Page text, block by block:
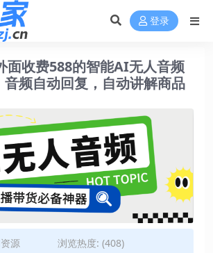
登录
面收费588的智能AI无人音频
频自动回复，自动讲解商品
源
浏览热度: (408)